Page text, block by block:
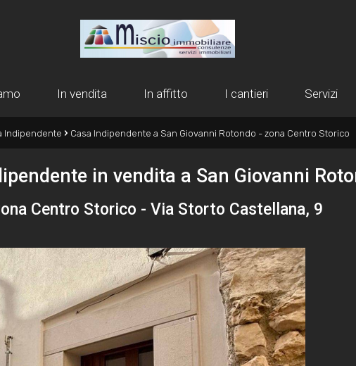
In vendita In affitto I cantieri Servizi
Indipendente › Casa Indipendente a San Giovanni Rotondo - zona Centro Storico
in vendita a San Giovanni
Centro Storico - Via Storto Castellana, 9